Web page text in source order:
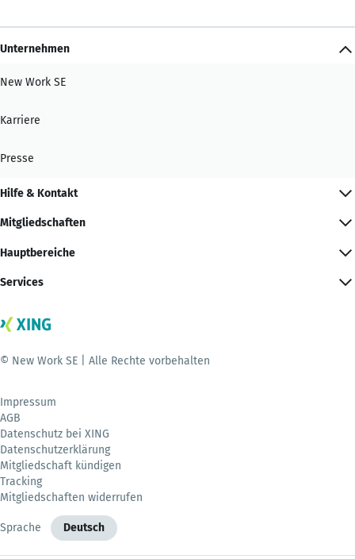
Unternehmen
New Work SE
Karriere
Presse
Hilfe & Kontakt
Mitgliedschaften
Hauptbereiche
Services
© New Work SE | Alle Rechte vorbehalten
Impressum
AGB
Datenschutz bei XING
Datenschutzerklärung
Mitgliedschaft kündigen
Tracking
Mitgliedschaften widerrufen
Sprache Deutsch